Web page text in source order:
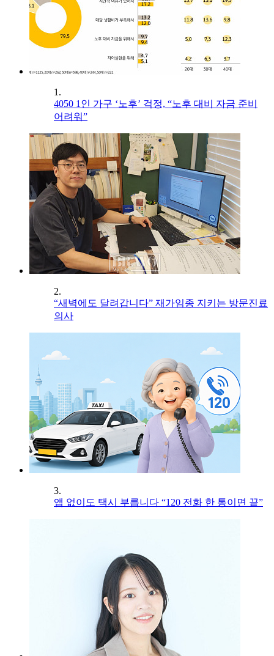
1.
4050 1인 가구 ‘노후’ 걱정, “노후 대비 자금 준비
어려워”
2.
“새벽에도 달려갑니다” 재가임종 지키는 방문진료
의사
3.
앱 없이도 택시 부릅니다 “120 전화 한 통이면 끝”